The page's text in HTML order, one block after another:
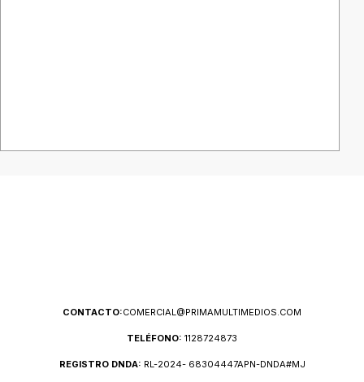
CONTACTO:COMERCIAL@PRIMAMULTIMEDIOS.COM
TELÉFONO: 1128724873
REGISTRO DNDA: RL-2024- 68304447APN-DNDA#MJ